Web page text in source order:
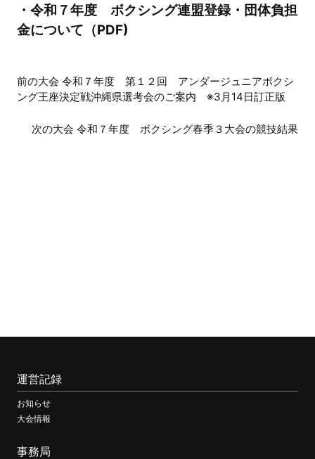
・令和７年度 ボクシング連盟登録・団体負担
金について（PDF)
前
後
の
前の大会 令和７年度 第１２回 アンダージュニアボクシ
ング王座決定戦沖縄県選考会のご案内 ※3月14日訂正版
次の大会 令和７年度 ボクシング春季３大会の競技結果
運営記録
お知らせ
大会情報
事務局